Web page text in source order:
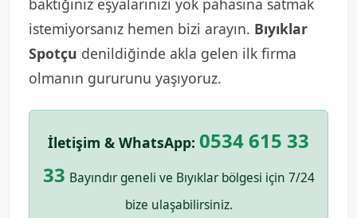
baktığınız eşyalarınızı yok pahasına satmak
istemiyorsanız hemen bizi arayın. Bıyıklar
Spotçu denildiğinde akla gelen ilk firma
olmanın gururunu yaşıyoruz.
İletişim & WhatsApp: 0534 615 33
33 Bayındır geneli ve Bıyıklar bölgesi için 7/24
bize ulaşabilirsiniz.